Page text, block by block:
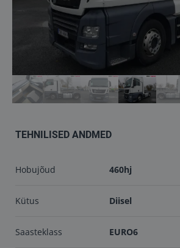
info@keilma.ee
+372 605 2000
ET
TEHNILISED ANDMED
Hobujõud 460hj
Kütus Diisel
Saasteklass EURO6